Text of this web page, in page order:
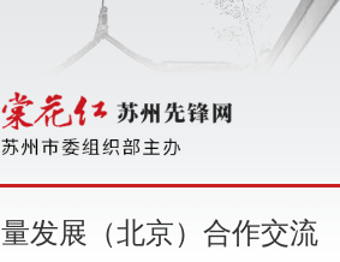
发展（北京）合作交流